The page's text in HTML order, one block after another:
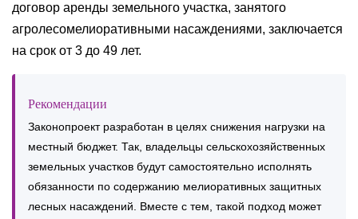
договор аренды земельного участка, занятого
агролесомелиоративными насаждениями, заключается
на срок от 3 до 49 лет.
Рекомендации
Законопроект разработан в целях снижения нагрузки на
местный бюджет. Так, владельцы сельскохозяйственных
земельных участков будут самостоятельно исполнять
обязанности по содержанию мелиоративных защитных
лесных насаждений. Вместе с тем, такой подход может